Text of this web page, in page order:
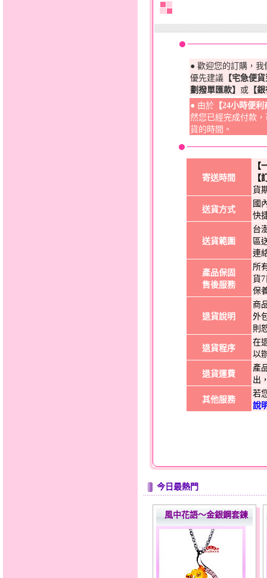
● 歡迎您的訂購，
優先建議 【宅急便
劃撥單匯款】 或 【
● 由於 【24小時便
然您已經完成付款
貨的時間。
寄送時間
【
【
貨
送貨方式
國
快
送貨範圍
台
區
連
產品保固
售後服務
所
貨
保
退貨說明
商
外
則
退貨程序
在
以
退貨運費
產
出
其他服務
若
說
今日最熱門
風中花語～金銀鋼套鍊